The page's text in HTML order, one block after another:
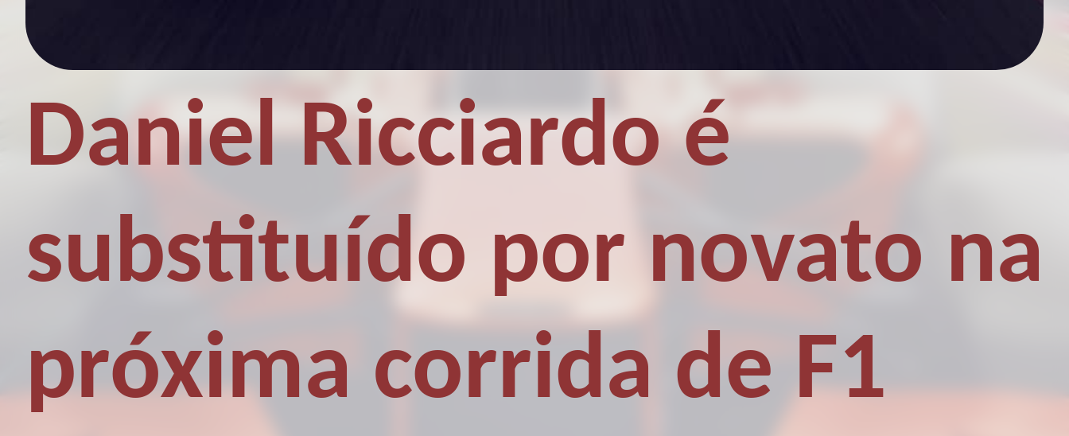
Daniel Ricciardo é
substituído por novato na
próxima corrida de F1